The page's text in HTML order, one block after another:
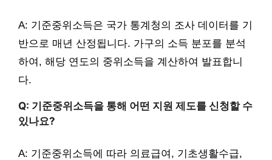
A: 기준중위소득은 국가 통계청의 조사 데이터를 기
반으로 매년 산정됩니다. 가구의 소득 분포를 분석
하여, 해당 연도의 중위소득을 계산하여 발표합니
다.
Q: 기준중위소득을 통해 어떤 지원 제도를 신청할 수
있나요?
A: 기준중위소득에 따라 의료급여, 기초생활수급,